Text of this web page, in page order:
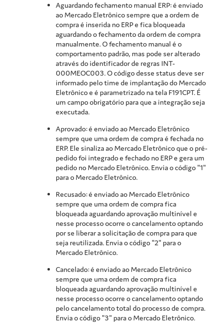
Aguardando fechamento manual ERP: é enviado
ao Mercado Eletrônico sempre que a ordem de
compra é inserida no ERP e fica bloqueada
aguardando o fechamento da ordem de compra
manualmente. O fechamento manual é o
comportamento padrão, mas pode ser alterado
através do identificador de regras INT-
000MEOC003. O código desse status deve ser
informado pelo time de implantação do Mercado
Eletrônico e é parametrizado na tela F191CPT. É
um campo obrigatório para que a integração seja
executada.
Aprovado: é enviado ao Mercado Eletrônico
sempre que uma ordem de compra é fechada no
ERP. Ele sinaliza ao Mercado Eletrônico que o pré-
pedido foi integrado e fechado no ERP e gera um
pedido no Mercado Eletrônico. Envia o código "1"
para o Mercado Eletrônico.
Recusado: é enviado ao Mercado Eletrônico
sempre que uma ordem de compra fica
bloqueada aguardando aprovação multinível e
nesse processo ocorre o cancelamento optando
por se liberar a solicitação de compra para que
seja reutilizada. Envia o código "2" para o
Mercado Eletrônico.
Cancelado: é enviado ao Mercado Eletrônico
sempre que uma ordem de compra fica
bloqueada aguardando aprovação multinível e
nesse processo ocorre o cancelamento optando
pelo cancelamento total do processo de compra.
Envia o código "3" para o Mercado Eletrônico.